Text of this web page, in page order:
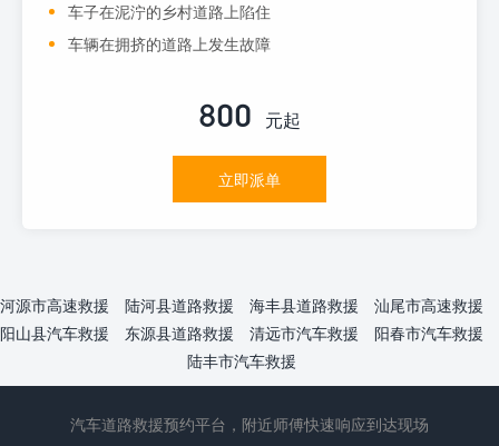
车子在泥泞的乡村道路上陷住
车辆在拥挤的道路上发生故障
800 元起
立即派单
河源市高速救援 陆河县道路救援 海丰县道路救援
汕尾市高速救援
阳山县汽车救援
东源县道路救援 清远市汽车救援
阳春市汽车救援
陆丰市汽车救援
汽车道路救援预约平台，附近师傅快速响应到达现场